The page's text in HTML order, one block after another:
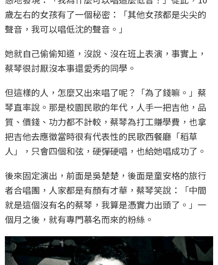
歲左右的女孩有了一個秘密：「其他女孩都是尖尖的
聲音，我可以唱低沈的聲音。」
她就自己偷偷知道，沒說、沒在班上表演，事實上，
蔡琴很討厭沒本事還愛秀的同學。
但這樣的人，怎麼又出來唱了呢？「為了錢嘛。」蔡
琴直率說。那是校園民歌的年代，人手一把吉他，品
質、價錢、功力都不計較，蔡琴為打工賺學費，也拿
把吉他去應徵當時很有代表性的民歌西餐廳「稻草
人」，只會四個和弦，硬彈硬唱，也給她唱成功了。
後來固定演出，前面是吳楚楚，後面是童安格的旅行
者合唱團，人家都是有顏有才華，蔡琴笑說：「中間
就是這個沒有名的蔡琴，我算是憑實力出頭了。」一
個月之後，就有專門慕名而來的粉絲。